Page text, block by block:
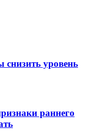
уровень
раннего